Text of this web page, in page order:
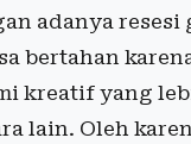
adanya resesi
bertahan
kreatif yang
lain. Oleh